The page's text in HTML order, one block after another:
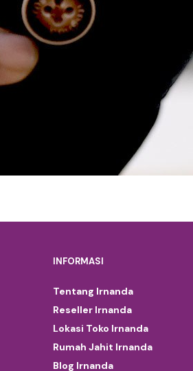
INFORMASI
Tentang Irnanda
Reseller Irnanda
Lokasi Toko Irnanda
Rumah Jahit Irnanda
Blog Irnanda